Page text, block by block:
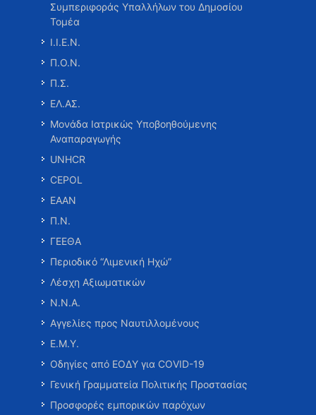
Συμπεριφοράς Υπαλλήλων του Δημοσίου
Τομέα
Ι.Ι.Ε.Ν.
Π.Ο.Ν.
Π.Σ.
ΕΛ.ΑΣ.
Μονάδα Ιατρικώς Υποβοηθούμενης
Αναπαραγωγής
UNHCR
CEPOL
ΕΑΑΝ
Π.Ν.
ΓΕΕΘΑ
Περιοδικό “Λιμενική Ηχώ”
Λέσχη Αξιωματικών
Ν.Ν.Α.
Αγγελίες προς Ναυτιλλομένους
Ε.Μ.Υ.
Οδηγίες από ΕΟΔΥ για COVID-19
Γενική Γραμματεία Πολιτικής Προστασίας
Προσφορές εμπορικών παρόχων